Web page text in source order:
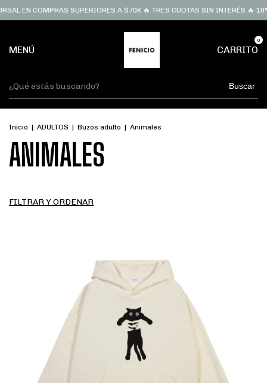
EN COMPRAS SUPERIORES A $70K 🔥 TRES CUOTAS SIN INTERÉS 🔥
MENÚ CARRITO
0
Buscar
Inicio | ADULTOS | Buzos adulto | Animales
ANIMALES
FILTRAR Y ORDENAR